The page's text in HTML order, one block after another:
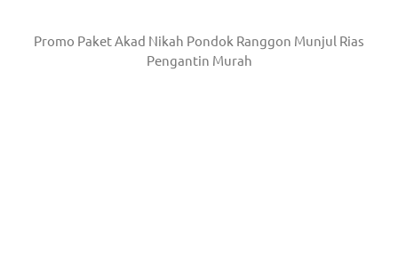
Promo Paket Akad Nikah Pondok Ranggon Munjul Rias
Pengantin Murah